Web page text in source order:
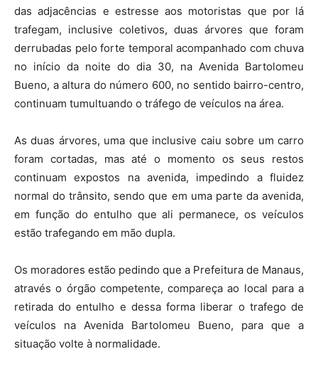
das adjacências e estresse aos motoristas que por lá
trafegam, inclusive coletivos, duas árvores que foram
derrubadas pelo forte temporal acompanhado com chuva
no início da noite do dia 30, na Avenida Bartolomeu
Bueno, a altura do número 600, no sentido bairro-centro,
continuam tumultuando o tráfego de veículos na área.
As duas árvores, uma que inclusive caiu sobre um carro
foram cortadas, mas até o momento os seus restos
continuam expostos na avenida, impedindo a fluidez
normal do trânsito, sendo que em uma parte da avenida,
em função do entulho que ali permanece, os veículos
estão trafegando em mão dupla.
Os moradores estão pedindo que a Prefeitura de Manaus,
através o órgão competente, compareça ao local para a
retirada do entulho e dessa forma liberar o trafego de
veículos na Avenida Bartolomeu Bueno, para que a
situação volte à normalidade.